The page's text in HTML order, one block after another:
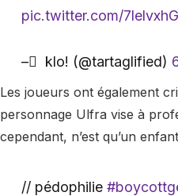
pic.twitter.com/
– ً klo! (@tartaglified)
Les joueurs ont également
personnage Ulfra vise à
cependant, n’est qu’un
// pédophilie